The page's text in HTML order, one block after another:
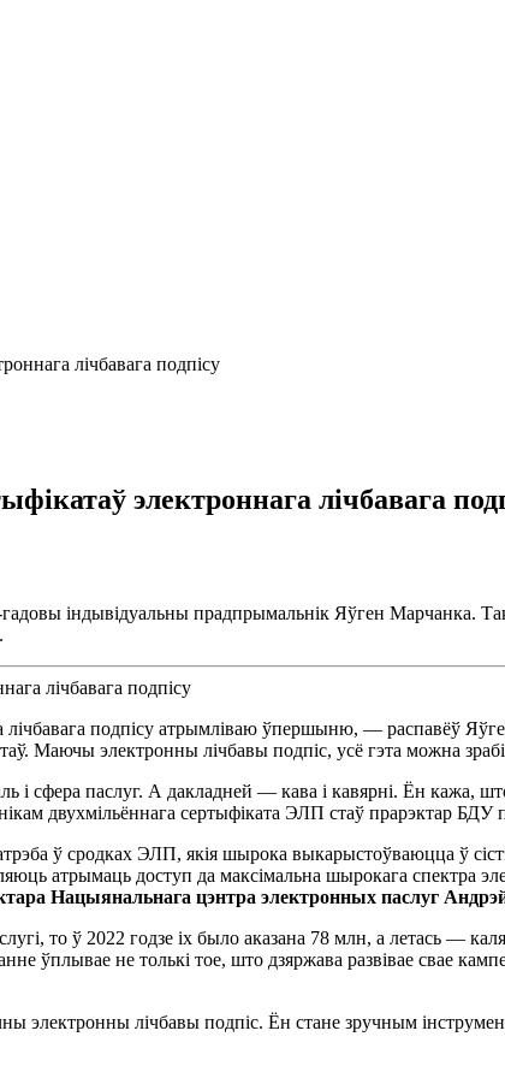
лічбавага подпісу
электроннага лічбавага
індывідуальны прадпрымальнік Яўген Марчанка.
подпісу атрымліваю ўпершыню, — распавёў
Маючы электронны лічбавы подпіс, усё гэта можна
і сфера паслуг. А дакладней — кава і кавярні. Ён кажа,
двухмільённага сертыфіката ЭЛП стаў прарэктар
ў сродках ЭЛП, якія шырока выкарыстоўваюцца ў
атрымаць доступ да максімальна шырокага спектра
Нацыянальнага цэнтра электронных паслуг
то ў 2022 годзе іх было аказана 78 млн, а летась —
ўплывае не толькі тое, што дзяржава развівае свае
электронны лічбавы подпіс. Ён стане зручным